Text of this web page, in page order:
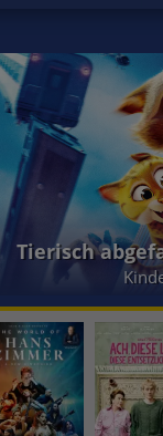
Tierisch